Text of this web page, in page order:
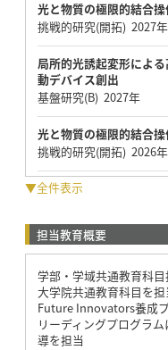
光と物質の極限的結合
挑戦的研究(開拓) 2027年
局所的光誘起変形によ
動デバイス創出
基盤研究(B) 2027年
光と物質の極限的結合
挑戦的研究(開拓) 2026年
▼全件表示
担当教育概要
学部・学域共通教育科目
大学院共通教育科目を担
Future Innovators養成
リーディングプログラ
導を担当